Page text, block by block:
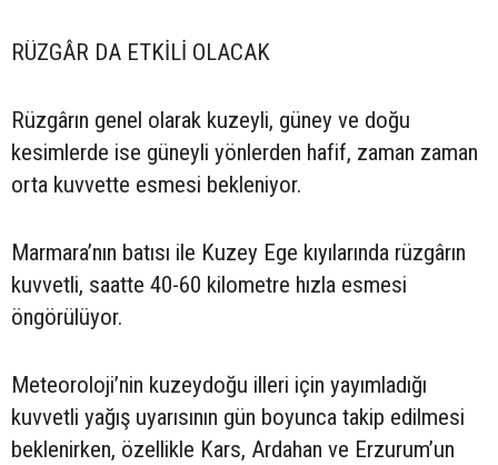
RÜZGÂR DA ETKİLİ OLACAK
Rüzgârın genel olarak kuzeyli, güney ve doğu
kesimlerde ise güneyli yönlerden hafif, zaman zaman
orta kuvvette esmesi bekleniyor.
Marmara’nın batısı ile Kuzey Ege kıyılarında rüzgârın
kuvvetli, saatte 40-60 kilometre hızla esmesi
öngörülüyor.
Meteoroloji’nin kuzeydoğu illeri için yayımladığı
kuvvetli yağış uyarısının gün boyunca takip edilmesi
beklenirken, özellikle Kars, Ardahan ve Erzurum’un